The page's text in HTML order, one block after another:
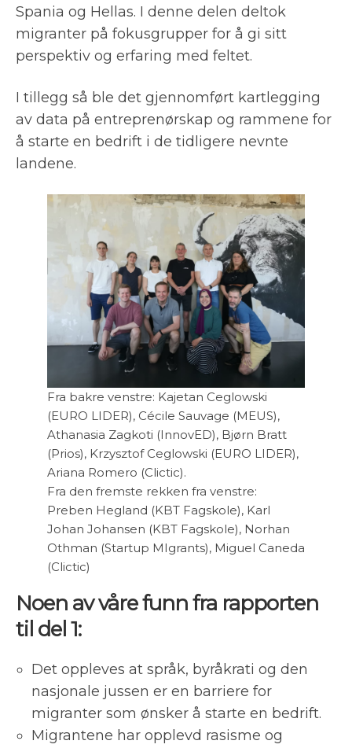
Spania og Hellas. I denne delen deltok
migranter på fokusgrupper for å gi sitt
perspektiv og erfaring med feltet.
I tillegg så ble det gjennomført kartlegging
av data på entreprenørskap og rammene for
å starte en bedrift i de tidligere nevnte
landene.
Fra bakre venstre: Kajetan Ceglowski
(EURO LIDER), Cécile Sauvage (MEUS),
Athanasia Zagkoti (InnovED), Bjørn Bratt
(Prios), Krzysztof Ceglowski (EURO LIDER),
Ariana Romero (Clictic).
Fra den fremste rekken fra venstre:
Preben Hegland (KBT Fagskole), Karl
Johan Johansen (KBT Fagskole), Norhan
Othman (Startup MIgrants), Miguel Caneda
(Clictic)
Noen av våre funn fra rapporten
til del 1:
Det oppleves at språk, byråkrati og den
nasjonale jussen er en barriere for
migranter som ønsker å starte en bedrift.
Migrantene har opplevd rasisme og